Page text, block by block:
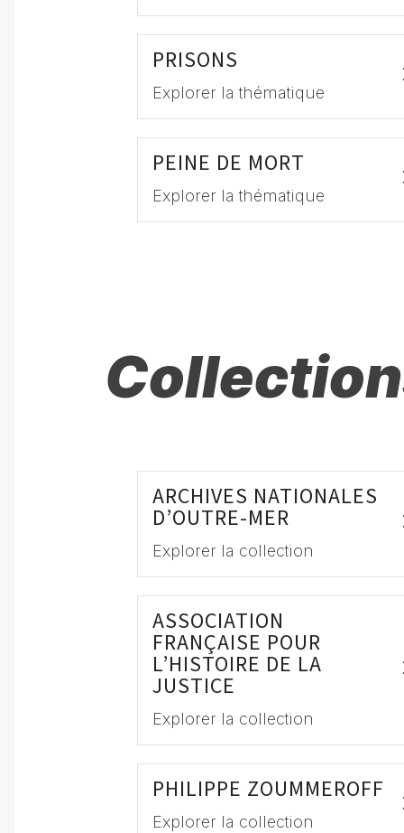
PRISONS
Explorer la thématique
PEINE DE MORT
Explorer la thématique
ARCHIVES NATIONALES
D’OUTRE-MER
Explorer la collection
ASSOCIATION
FRANÇAISE POUR
L’HISTOIRE DE LA
JUSTICE
Explorer la collection
PHILIPPE ZOUMMEROFF
Explorer la collection